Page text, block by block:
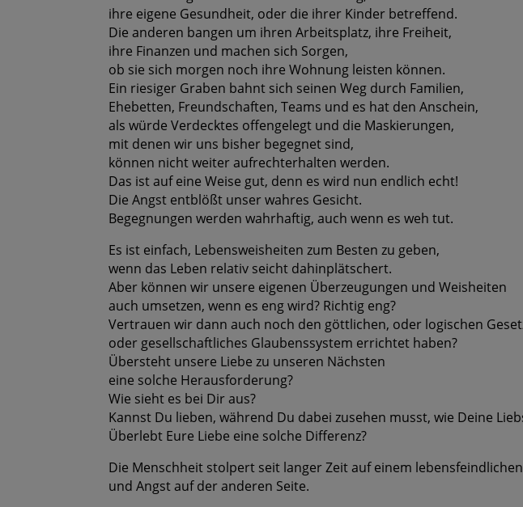
ihre eigene Gesundheit, oder die ihrer Kinder betreffend.
Die anderen bangen um ihren Arbeitsplatz, ihre Freiheit,
ihre Finanzen und machen sich Sorgen,
ob sie sich morgen noch ihre Wohnung leisten können.
Ein riesiger Graben bahnt sich seinen Weg durch Familien,
Ehebetten, Freundschaften, Teams und es hat den Anschein,
als würde Verdecktes offengelegt und die Maskierungen,
mit denen wir uns bisher begegnet sind,
können nicht weiter aufrechterhalten werden.
Das ist auf eine Weise gut, denn es wird nun endlich echt!
Die Angst entblößt unser wahres Gesicht.
Begegnungen werden wahrhaftig, auch wenn es weh tut.
Es ist einfach, Lebensweisheiten zum Besten zu geben,
wenn das Leben relativ seicht dahinplätschert.
Aber können wir unsere eigenen Überzeugungen und Weisheiten
auch umsetzen, wenn es eng wird? Richtig eng?
Vertrauen wir dann auch noch den göttlichen, oder logischen
oder gesellschaftliches Glaubenssystem errichtet haben?
Übersteht unsere Liebe zu unseren Nächsten
eine solche Herausforderung?
Wie sieht es bei Dir aus?
Kannst Du lieben, während Du dabei zusehen musst, wie Deine
Überlebt Eure Liebe eine solche Differenz?
Die Menschheit stolpert seit langer Zeit auf einem
und Angst auf der anderen Seite.